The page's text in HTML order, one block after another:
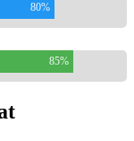
80%
85%